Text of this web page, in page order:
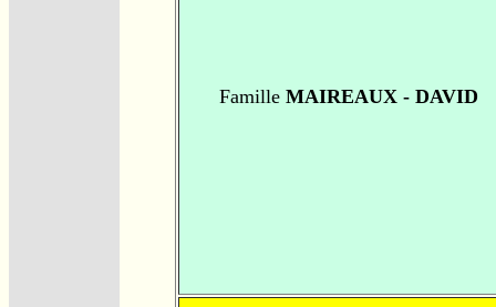
FamilleMAIREAUX - DAVID